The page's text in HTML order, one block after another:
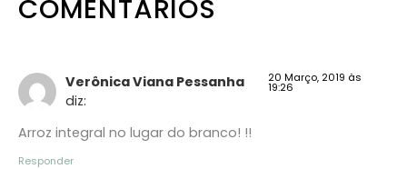
COMENTÁRIOS
Verônica Viana Pessanha
diz:
20 Março, 2019 às
19:26
Arroz integral no lugar do branco! !!
Responder